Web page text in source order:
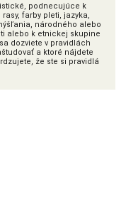
podnecujúce k
farby pleti, jazyka,
národného alebo
alebo k etnickej skupine
dozviete v pravidlách
a ktoré nájdete
že ste si pravidlá